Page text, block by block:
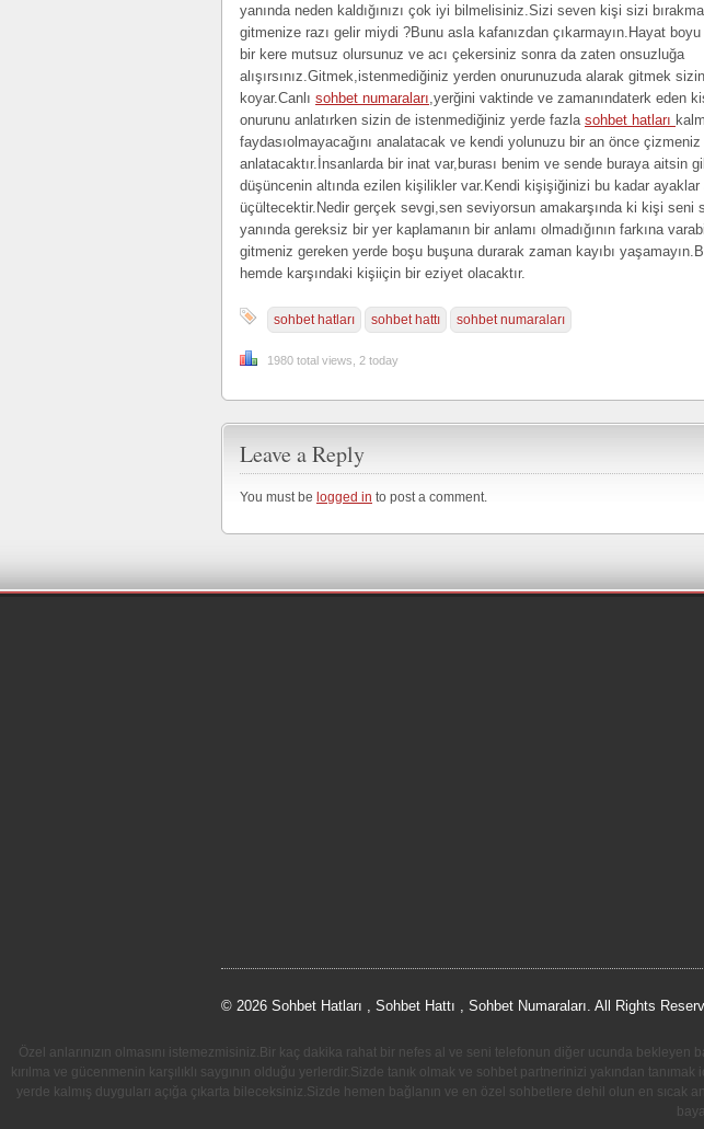
yanında neden kaldığınızı çok iyi bilmelisiniz.Sizi seven kişi sizi
gitmenize razı gelir miydi ?Bunu asla kafanızdan çıkarmayın.Hayat
bir kere mutsuz olursunuz ve acı çekersiniz sonra da zaten onsuzluğa
alışırsınız.Gitmek,istenmediğiniz yerden onurunuzuda alarak gitmek
koyar.Canlı sohbet numaraları ,yerğini vaktinde ve zamanındaterk eden
onurunu anlatırken sizin de istenmediğiniz yerde fazla sohbet hatları
faydasıolmayacağını analatacak ve kendi yolunuzu bir an önce
anlatacaktır.İnsanlarda bir inat var,burası benim ve sende buraya aitsin
düşüncenin altında ezilen kişilikler var.Kendi kişişiğinizi bu kadar ayaklar
üçültecektir.Nedir gerçek sevgi,sen seviyorsun amakarşında ki kişi seni
yanında gereksiz bir yer kaplamanın bir anlamı olmadığının farkına
gitmeniz gereken yerde boşu buşuna durarak zaman kayıbı
hemde karşındaki kişiiçin bir eziyet olacaktır.
sohbet hatları sohbet hattı sohbet numaraları
1980 total views, 2 today
Leave a Reply
You must be logged in to post a comment.
© 2026 Sohbet Hatları , Sohbet Hattı , Sohbet Numaraları. All Rights
Özel anlarınızın olmasını istemezmisiniz.Bir kaç dakika rahat bir nefes al ve seni telefonun diğer ucunda bekleyen
kırılma ve gücenmenin karşılıklı saygının olduğu yerlerdir.Sizde tanık olmak ve sohbet partnerinizi yakından
yerde kalmış duyguları açığa çıkarta bileceksiniz.Sizde hemen bağlanın ve en özel sohbetlere dehil olun en